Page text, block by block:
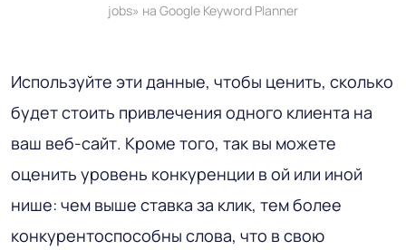
jobs» на Google Keyword Planner
Используйте эти данные, чтобы ценить, сколько
будет стоить привлечения одного клиента на
ваш веб-сайт. Кроме того, так вы можете
оценить уровень конкуренции в ой или иной
нише: чем выше ставка за клик, тем более
конкурентоспособны слова, что в свою